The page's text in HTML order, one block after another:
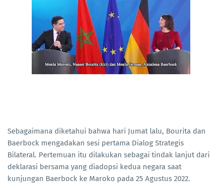
Sebagaimana diketahui bahwa hari Jumat lalu, Bourita dan
Baerbock mengadakan sesi pertama Dialog Strategis
Bilateral. Pertemuan itu dilakukan sebagai tindak lanjut dari
deklarasi bersama yang diadopsi kedua negara saat
kunjungan Baerbock ke Maroko pada 25 Agustus 2022.